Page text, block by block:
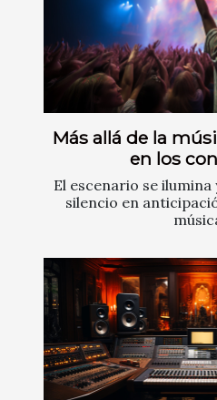
Más allá de la
en los
El escenario se
silencio en